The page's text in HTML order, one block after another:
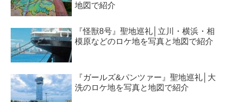
地図で紹介
『怪獣8号』聖地巡礼│立川・横浜・相
模原などのロケ地を写真と地図で紹介
『ガールズ&パンツァー』聖地巡礼│大
洗のロケ地を写真と地図で紹介